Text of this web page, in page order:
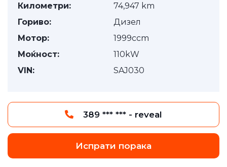
Километри:
74,947 km
Гориво:
Дизел
Мотор:
1999ccm
Моќност:
110kW
VIN:
SAJ030
389 *** *** - reveal
Испрати порака